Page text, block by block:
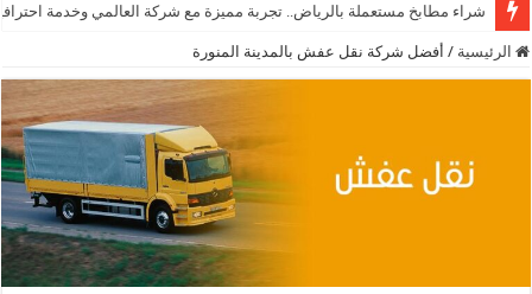
شراء مطابخ مستعملة بالرياض.. تجربة مميزة مع شركة العالمي وخدمة
أفضل مواقع مشاهدة مباريات اليوم بث مباشر بدون تقطيع
الرئيسية / أفضل شركة نقل عفش بالمدينة المنورة